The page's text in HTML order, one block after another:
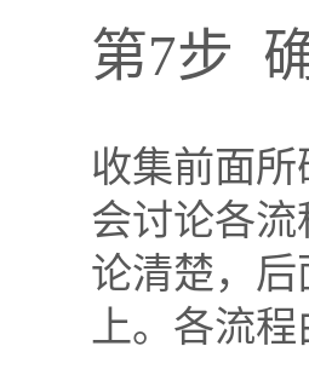
第7步
收集前面
会讨论各
论清楚，
上。各流